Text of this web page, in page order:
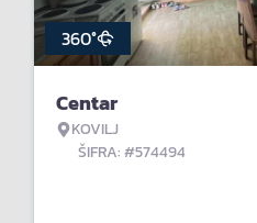
360°
Centar
KOVILJ
ŠIFRA: #574494